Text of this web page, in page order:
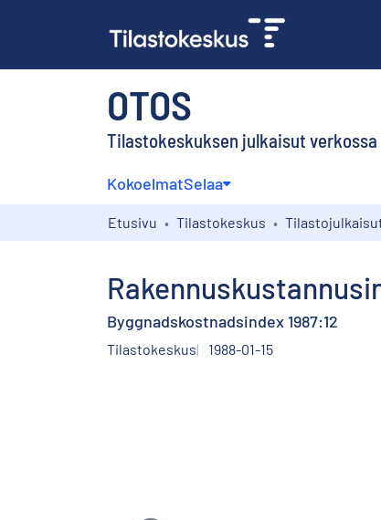
OTOS
Tilastokeskuksen julkaisut verkossa
KokoelmatSelaa
Etusivu Tilastokeskus
Byggnadskostnadsindex 1987:12
Tilastokeskus 1988-01-15